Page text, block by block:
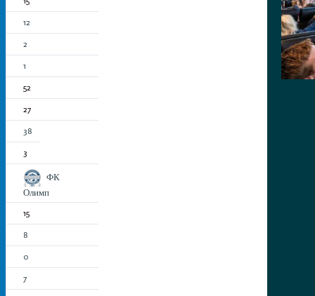
12
2
1
52
27
38
3
ФК
Олимп
15
8
0
7